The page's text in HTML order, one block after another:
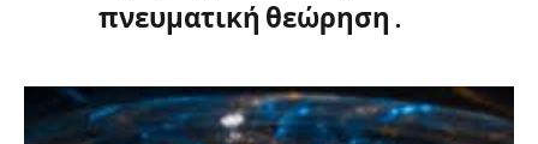
πνευματική θεώρηση .